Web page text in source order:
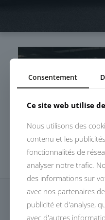
Consentement
Ce site web utilise
Nous utilisons des
contenu et les
fonctionnalités de
analyser notre trafic.
des informations sur
avec nos partenaires
publicité et d'analyse,
avec d'autres